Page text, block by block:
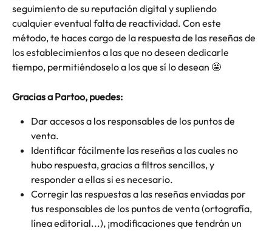
seguimiento de su reputación digital y supliendo
cualquier eventual falta de reactividad. Con este
método, te haces cargo de la respuesta de las reseñas de
los establecimientos a las que no deseen dedicarle
tiempo, permitiéndoselo a los que sí lo desean 🤩
Gracias a Partoo, puedes:
Dar accesos a los responsables de los puntos de
venta.
Identificar fácilmente las reseñas a las cuales no
hubo respuesta, gracias a filtros sencillos, y
responder a ellas si es necesario.
Corregir las respuestas a las reseñas enviadas por
tus responsables de los puntos de venta (ortografía,
línea editorial...), ¡modificaciones que tendrán un